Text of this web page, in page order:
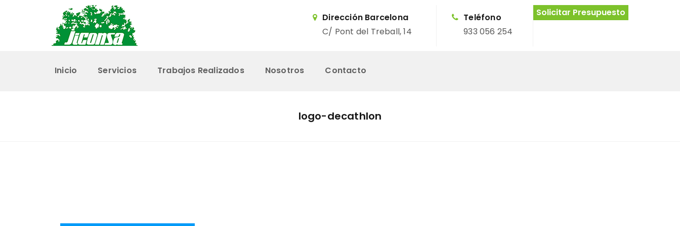
Dirección Barcelona
C/ Pont del Treball, 14
Teléfono
933 056 254
Solicitar Presupuesto
Inicio Servicios Trabajos Realizados Nosotros Contacto
Inicio
logo-decathlon